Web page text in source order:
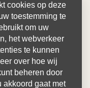
cookies op deze
toestemming te
om uw
het webverkeer
te kunnen
over hoe wij
beheren door
akkoord gaat met